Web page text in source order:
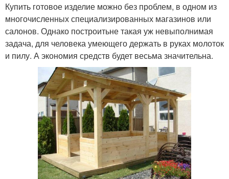
Купить готовое изделие можно без проблем, в одном из
многочисленных специализированных магазинов или
салонов. Однако построитьне такая уж невыполнимая
задача, для человека умеющего держать в руках молоток
и пилу. А экономия средств будет весьма значительна.